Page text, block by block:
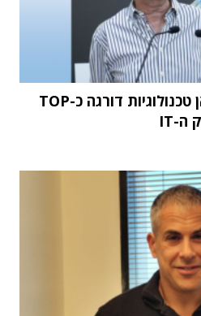
מחקר STKI השנתי: וואן טכנולוגיות דורגה כ-TOP